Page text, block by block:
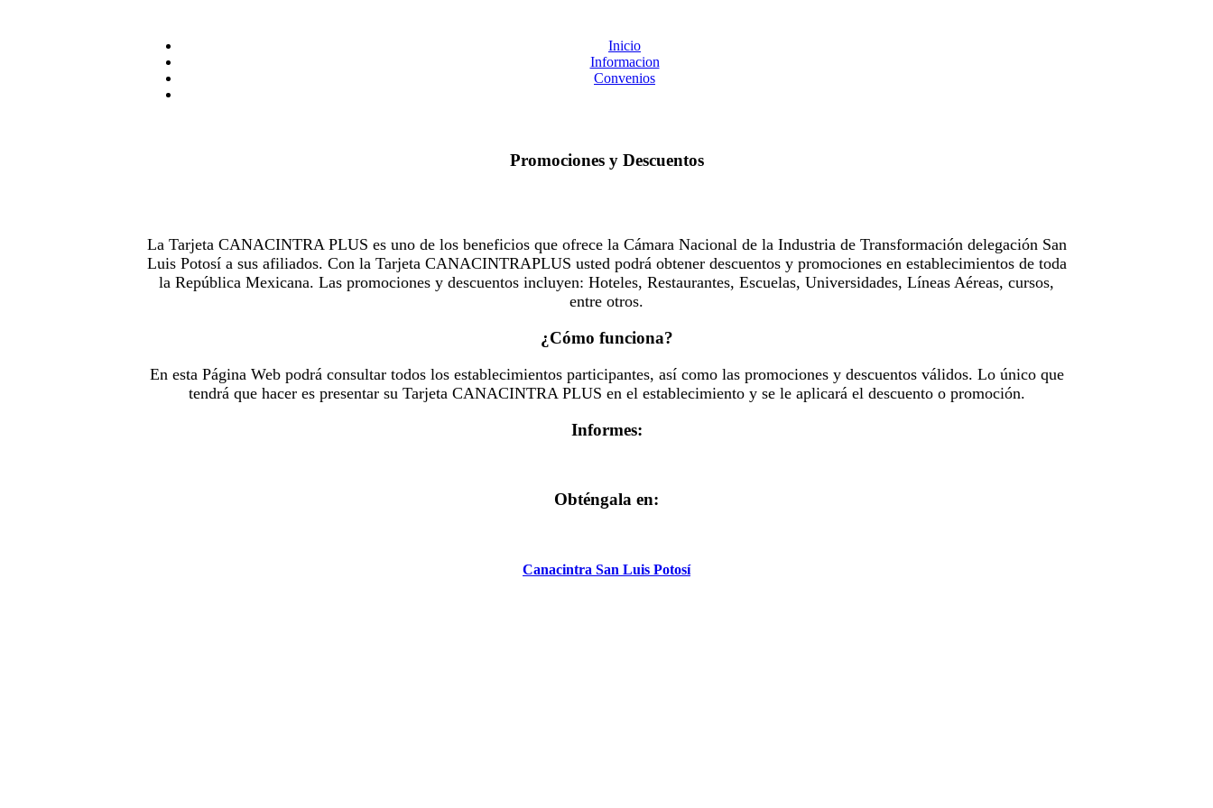
Inicio
Informacion
Convenios
Promociones y Descuentos
La Tarjeta CANACINTRA PLUS es uno de los beneficios que ofrece la Cámara Nacional de la Industria de Transformación delegación San
Luis Potosí a sus afiliados. Con la Tarjeta CANACINTRAPLUS usted podrá obtener descuentos y promociones en establecimientos de toda
la República Mexicana. Las promociones y descuentos incluyen: Hoteles, Restaurantes, Escuelas, Universidades, Líneas Aéreas, cursos,
entre otros.
¿Cómo funciona?
En esta Página Web podrá consultar todos los establecimientos participantes, así como las promociones y descuentos válidos. Lo único que
tendrá que hacer es presentar su Tarjeta CANACINTRA PLUS en el establecimiento y se le aplicará el descuento o promoción.
Informes:
Obténgala en:
Canacintra San Luis Potosí